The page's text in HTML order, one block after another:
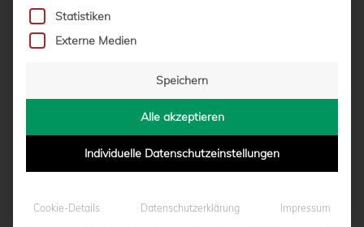
CHRISTIAN PANDER SCHEIDET AUS DEM
vonMarcel Weskamp|02.07.2024 - 11:47
Statistiken
Externe Medien
Speichern
Alle akzeptieren
Individuelle Datenschutzeinstellungen
Cookie-Details Datenschutzerklärung Impressum